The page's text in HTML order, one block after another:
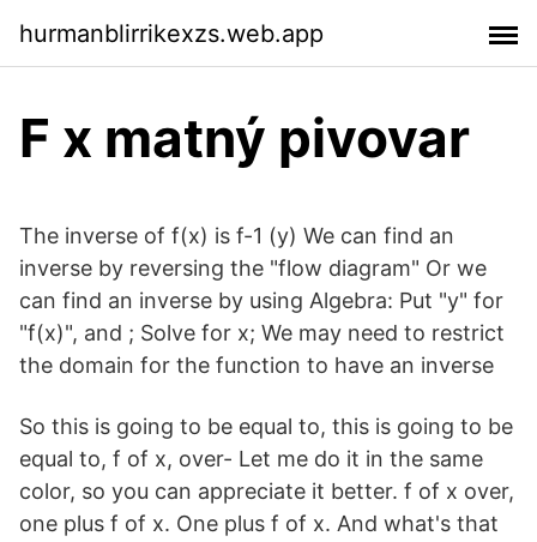
hurmanblirrikexzs.web.app
F x matný pivovar
The inverse of f(x) is f-1 (y) We can find an
inverse by reversing the "flow diagram" Or we
can find an inverse by using Algebra: Put "y" for
"f(x)", and ; Solve for x; We may need to restrict
the domain for the function to have an inverse
So this is going to be equal to, this is going to be
equal to, f of x, over- Let me do it in the same
color, so you can appreciate it better. f of x over,
one plus f of x. One plus f of x. And what's that